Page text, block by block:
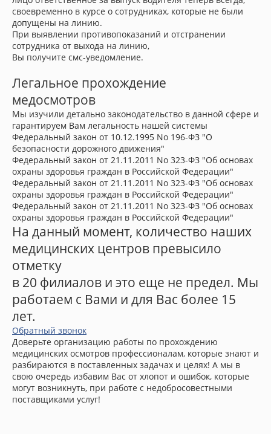
своевременно в курсе о сотрудниках, которые не были
допущены на линию.
При выявлении противопоказаний и отстранении
сотрудника от выхода на линию,
Вы получите смс-уведомление.
Легальное прохождение
медосмотров
Мы изучили детально законодательство в данной сфере и
гарантируем Вам легальность нашей системы
Федеральный закон от 10.12.1995 No 196-ФЗ "О
безопасности дорожного движения"
Федеральный закон от 21.11.2011 No 323-ФЗ "Об основах
охраны здоровья граждан в Российской Федерации"
Федеральный закон от 21.11.2011 No 323-ФЗ "Об основах
охраны здоровья граждан в Российской Федерации"
Федеральный закон от 21.11.2011 No 323-ФЗ "Об основах
охраны здоровья граждан в Российской Федерации"
На данный момент, количество наших
медицинских центров превысило
отметку
в 20 филиалов и это еще не предел. Мы
работаем с Вами и для Вас более 15
лет.
Обратный звонок
Доверьте организацию работы по прохождению
медицинских осмотров профессионалам, которые знают и
разбираются в поставленных задачах и целях! А мы в
свою очередь избавим Вас от хлопот и ошибок, которые
могут возникнуть, при работе с недобросовестными
поставщиками услуг!